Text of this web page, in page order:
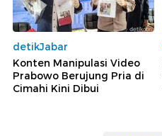
detikJabar
Konten Manipulasi Video
Prabowo Berujung Pria di
Cimahi Kini Dibui